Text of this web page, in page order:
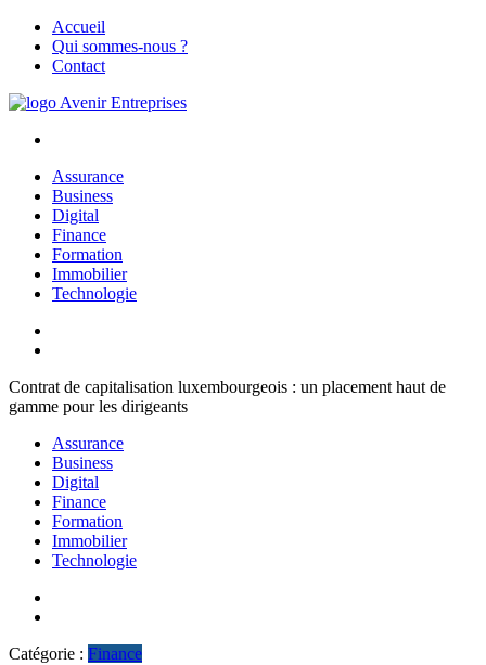
Aller
contenu
Accueil
Qui sommes-nous ?
Contact
Avenir Entreprises
Le rendez-vous des entrepreneurs
Assurance
Business
Digital
Finance
Formation
Immobilier
Technologie
Contrat de capitalisation luxembourgeois : un placement haut de
gamme pour les dirigeants
Assurance
Business
Digital
Finance
Formation
Immobilier
Technologie
Catégorie : Finance